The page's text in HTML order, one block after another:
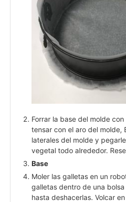
Forrar la base del molde
tensar con el aro del molde,
laterales del molde y
vegetal todo alrededor.
Base
Moler las galletas en un
galletas dentro de una
hasta deshacerlas. Volcar